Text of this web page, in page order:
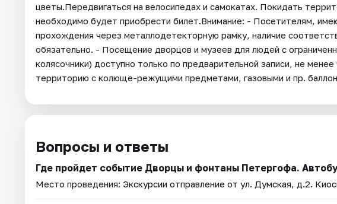
цветы.Передвигаться на велосипедах и самокатах. Покидать
необходимо будет приобрести билет.Внимание: - Посетителям,
прохождения через металлодетекторную рамку, наличие
обязательно. - Посещение дворцов и музеев для людей с
колясочники) доступно только по предварительной записи, не
территорию с колюще-режущими предметами, газовыми и пр.
Вопросы и ответы
Где пройдет событие Дворцы и фонтаны Петергофа.
Место проведения: Экскурсии отправление от ул. Думская, д.2.